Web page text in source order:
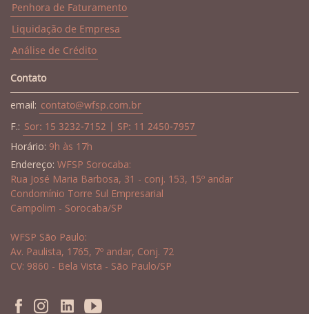
Penhora de Faturamento
Liquidação de Empresa
Análise de Crédito
Contato
email: contato@wfsp.com.br
F.: Sor: 15 3232-7152 | SP: 11 2450-7957
Horário: 9h às 17h
Endereço: WFSP Sorocaba:
Rua José Maria Barbosa, 31 - conj. 153, 15º andar
Condomínio Torre Sul Empresarial
Campolim - Sorocaba/SP
WFSP São Paulo:
Av. Paulista, 1765, 7º andar, Conj. 72
CV: 9860 - Bela Vista - São Paulo/SP